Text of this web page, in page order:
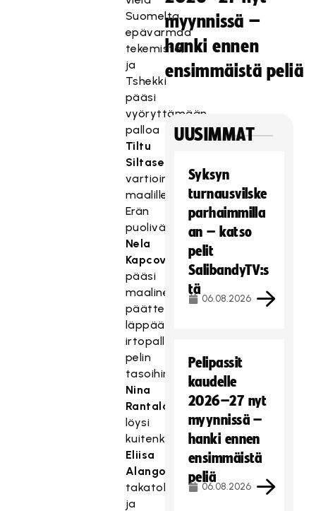
Suomelta
epävarmaa
tekemistä,
ja
Tshekki
pääsi
vyöryttämään
palloa
Tiltu
Siltasen
vartioimalle
maalille.
Erän
puolivälissä
Nela
Kapcova
pääsi
maalineduspainin
päätteeksi
läppäämään
irtopallosta
pelin
tasoihin.
Nina
Rantala
löysi
kuitenkin
Eliisa
Alangon
takatolpalta,
ja
myynnissä –
hanki ennen
ensimmäistä peliä
UUSIMMAT
Syksyn
turnausvilske
parhaimmilla
an – katso
pelit
SalibandyTV:s
tä
06.08.2026
Pelipassit
kaudelle
2026–27 nyt
myynnissä –
hanki ennen
ensimmäistä
peliä
06.08.2026